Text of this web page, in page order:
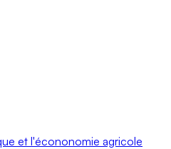
et l'écononomie agricole